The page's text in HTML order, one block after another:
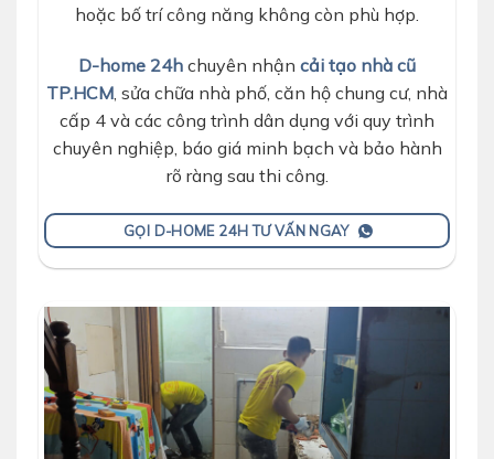
hoặc bố trí công năng không còn phù hợp.
D-home 24h chuyên nhận cải tạo nhà cũ
TP.HCM , sửa chữa nhà phố, căn hộ chung cư, nhà
cấp 4 và các công trình dân dụng với quy trình
chuyên nghiệp, báo giá minh bạch và bảo hành
rõ ràng sau thi công.
GỌI D-HOME 24H TƯ VẤN NGAY